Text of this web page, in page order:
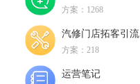
方案：1268
汽修门店拓客引流
方案：218
运营笔记